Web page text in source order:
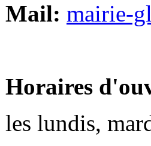
Mail: mairie-
Horaires
les lundis,